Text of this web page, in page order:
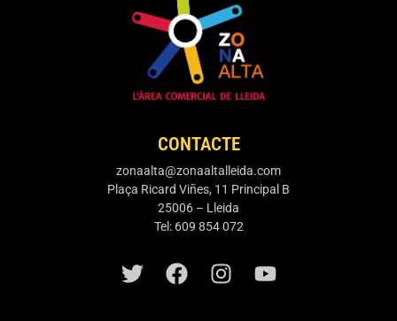
CONTACTE
zonaalta@zonaaltalleida.com
Plaça Ricard Viñes, 11 Principal B
25006 – Lleida
Tel: 609 854 072